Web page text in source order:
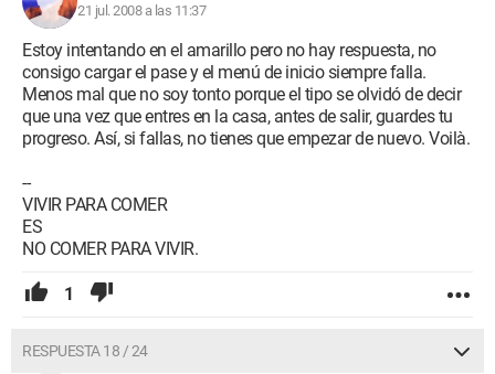
21 jul. 2008 a las 11:37
Estoy intentando en el amarillo pero no hay respuesta, no
consigo cargar el pase y el menú de inicio siempre falla.
Menos mal que no soy tonto porque el tipo se olvidó de decir
que una vez que entres en la casa, antes de salir, guardes tu
progreso. Así, si fallas, no tienes que empezar de nuevo. Voilà.
--
VIVIR PARA COMER
ES
NO COMER PARA VIVIR.
1
RESPUESTA 18 / 24